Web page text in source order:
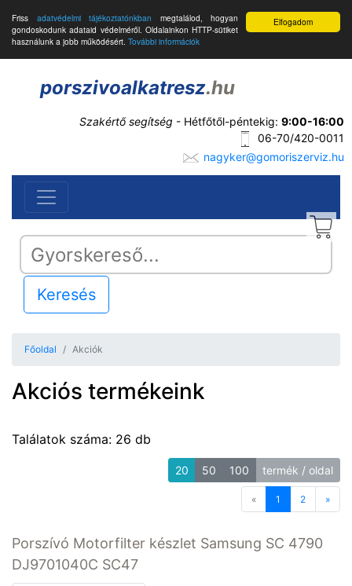
Elfogadom
Friss adatvédelmi tájékoztatónkban megtalálod, hogyan
gondoskodunk adataid védelméről. Oldalainkon HTTP-sütiket
használunk a jobb működésért. További információk
porszivoalkatresz.hu
Szakértő segítség - Hétfőtől-péntekig: 9:00-16:00
06-70/420-0011
nagyker@gomoriszerviz.hu
Keresés
Főoldal Akciók
Akciós termékeink
Találatok száma: 26 db
20 50 100 termék / oldal
« Previous
1 2 »
Porszívó Motorfilter készlet Samsung SC 4790
DJ9701040C SC47